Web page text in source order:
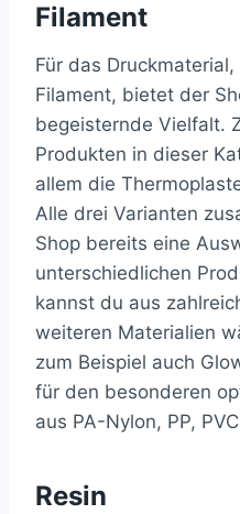
Filament
Für das
Filament, bietet der
begeisternde Vielfalt.
Produkten in dieser
allem die
Alle drei Varianten
Shop bereits eine
unterschiedlichen
kannst du aus
weiteren Materialien
zum Beispiel auch
für den besonderen
aus PA-Nylon, PP,
Resin